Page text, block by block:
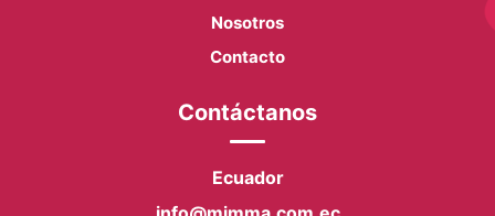
Nosotros
Contacto
Contáctanos
Ecuador